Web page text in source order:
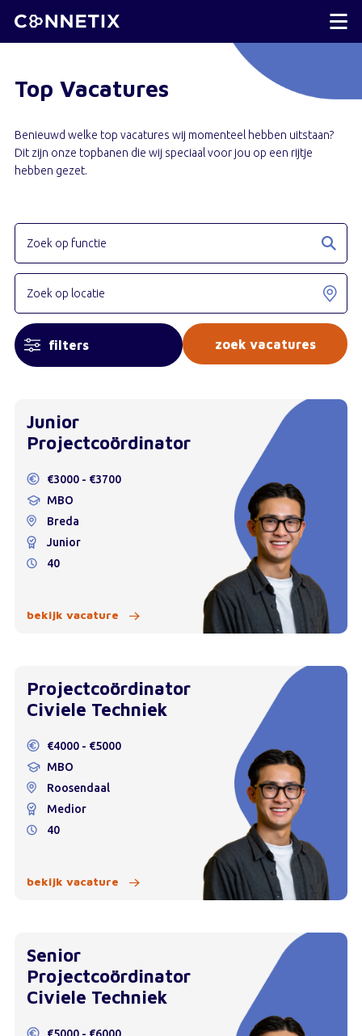
Top Vacatures
Benieuwd welke top vacatures wij momenteel hebben uitstaan?
Dit zijn onze topbanen die wij speciaal voor jou op een rijtje
hebben gezet.
filters
Junior
Projectcoördinator
€3000 - €3700
MBO
Breda
Junior
40
bekijk vacature
Projectcoördinator
Civiele Techniek
€4000 - €5000
MBO
Roosendaal
Medior
40
bekijk vacature
Senior
Projectcoördinator
Civiele Techniek